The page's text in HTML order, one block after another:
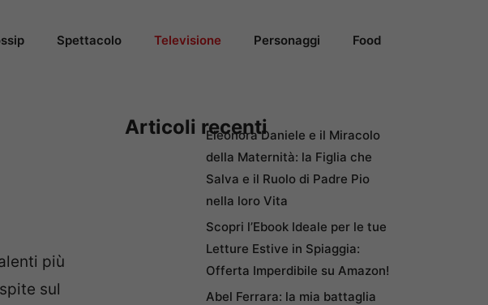
Spettacolo Televisione Personaggi Food
più
sul
Articoli recentiEleonora Daniele e il Miracolo
della Maternità: la Figlia che
Salva e il Ruolo di Padre Pio
nella loro Vita
Scopri l’Ebook Ideale per le tue
Letture Estive in Spiaggia:
Offerta Imperdibile su Amazon!
Abel Ferrara: la mia battaglia